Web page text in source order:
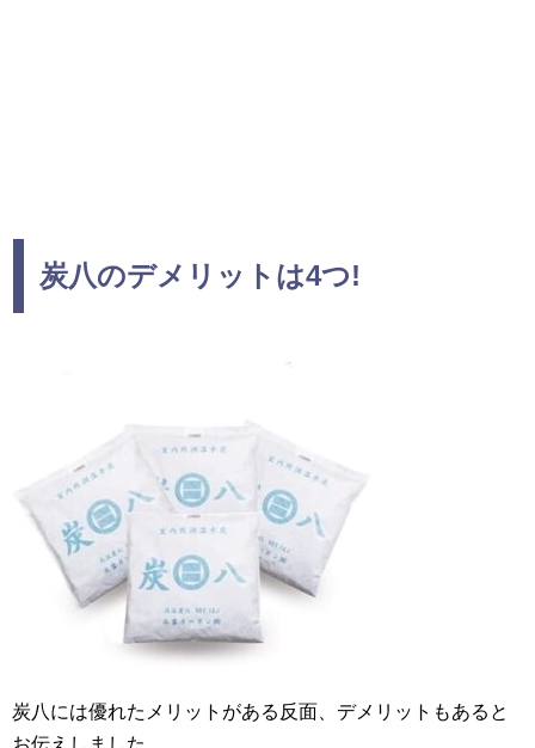
炭八のデメリットは4つ!
炭八には優れたメリットがある反面、デメリットもあると
お伝えしました。